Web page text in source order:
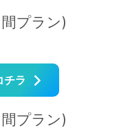
プラン)
チラ
プラン)